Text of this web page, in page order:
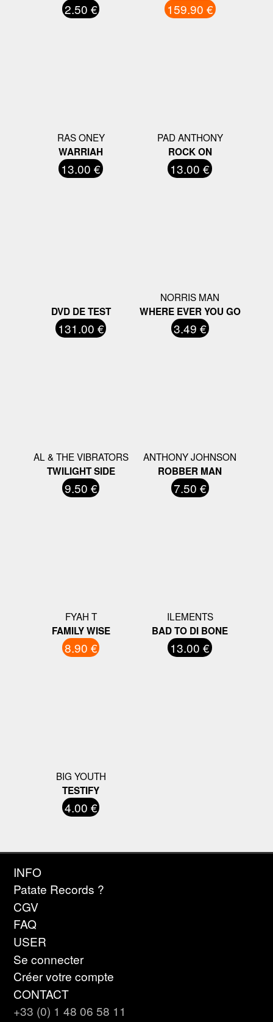
2.50 € 159.90 €
RAS ONEY
WARRIAH
13.00 €
PAD ANTHONY
ROCK ON
13.00 €
DVD DE TEST
131.00 €
NORRIS MAN
WHERE EVER YOU GO
3.49 €
AL & THE VIBRATORS
TWILIGHT SIDE
9.50 €
ANTHONY JOHNSON
ROBBER MAN
7.50 €
FYAH T
FAMILY WISE
8.90 €
ILEMENTS
BAD TO DI BONE
13.00 €
BIG YOUTH
TESTIFY
4.00 €
INFO
Patate Records ?
CGV
FAQ
USER
Se connecter
Créer votre compte
CONTACT
+33 (0) 1 48 06 58 11